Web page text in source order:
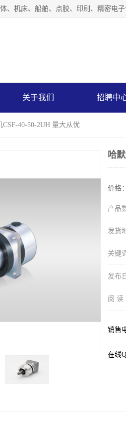
关于我们 招聘中
40-50-2UH 量大从优
哈
价格：
产品
发货
关键
发布
阅 读
销售
在线